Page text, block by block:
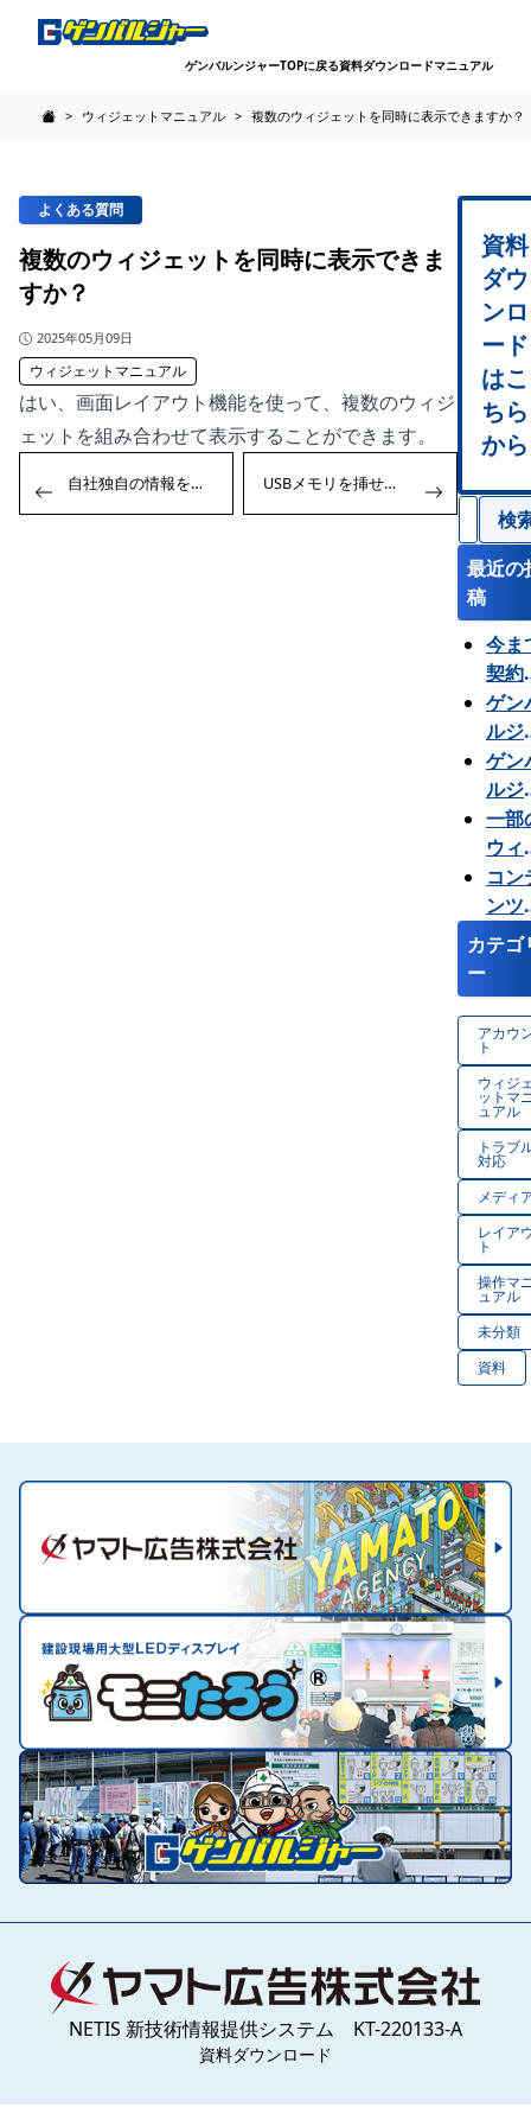
ゲンバルンジャーTOPに戻る資料ダウンロードマニュアル
> ウィジェットマニュアル > 複数のウィジェットを同時に表示できますか？
よくある質問
複数のウィジェットを同時に表示できま
すか？
公開日
2025年05月09日
ウィジェットマニュアル
はい、画面レイアウト機能を使って、複数のウィジ
ェットを組み合わせて表示することができます。
稿
ナ
Previous:
自社独自の情報をテロップで流すことはできますか？ Next:
USBメモリを挿せば自動で再生できますか？
資料
ダウ
ンロ
ード
はこ
ちら
から
検
索
最近の
稿
今ま
契約
てい
が使
台数
増や
たい
ゲン
ルジ
ーの
面が
示さ
たり
えた
しま
す。
ゲン
ルジ
ーの
グイ
パス
ード
分か
なく
た。
うす
ばい
です
か？
一部
ウィ
ェッ
が使
ない
はな
か？
コン
ンツ
プレ
ュー
表示
れま
ん。
うし
らよ
です
か？
カテゴ
ー
アカウ
ト
ウィジ
ットマ
ュアル
トラブ
対応
メディ
レイア
ト
操作マ
ュアル
未分類
資料
NETIS 新技術情報提供システム KT-220133-A
資料ダウンロード